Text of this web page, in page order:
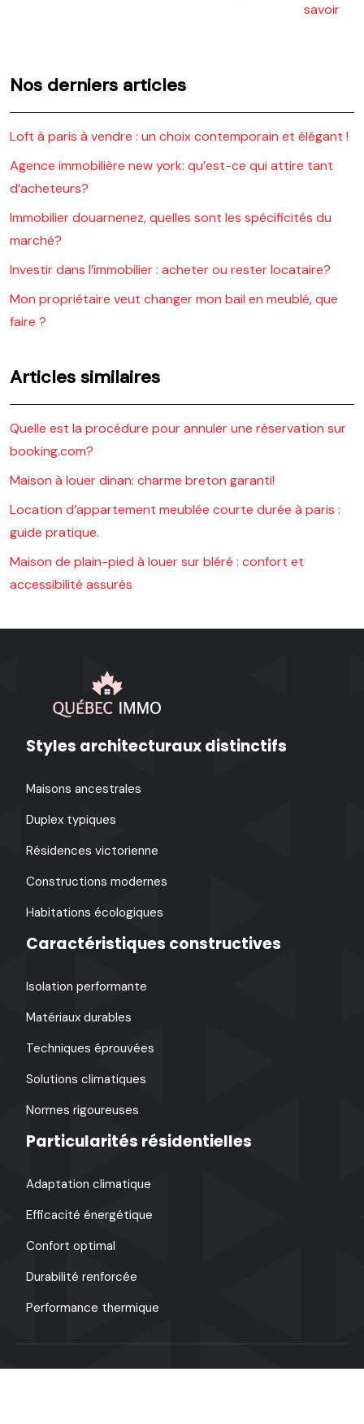
savoir
Nos derniers articles
Loft à paris à vendre : un choix contemporain et élégant !
Agence immobilière new york: qu’est-ce qui attire tant
d’acheteurs?
Immobilier douarnenez, quelles sont les spécificités du
marché?
Investir dans l’immobilier : acheter ou rester locataire?
Mon propriétaire veut changer mon bail en meublé, que
faire ?
Articles similaires
Quelle est la procédure pour annuler une réservation sur
booking.com?
Maison à louer dinan: charme breton garanti!
Location d’appartement meublée courte durée à paris :
guide pratique.
Maison de plain-pied à louer sur bléré : confort et
accessibilité assurés
Styles architecturaux distinctifs
Maisons ancestrales
Duplex typiques
Résidences victorienne
Constructions modernes
Habitations écologiques
Caractéristiques constructives
Isolation performante
Matériaux durables
Techniques éprouvées
Solutions climatiques
Normes rigoureuses
Particularités résidentielles
Adaptation climatique
Efficacité énergétique
Confort optimal
Durabilité renforcée
Performance thermique